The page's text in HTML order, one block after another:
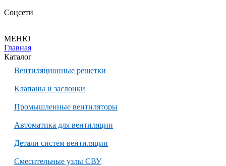
Соцсети
МЕНЮ
Главная
Каталог
Вентиляционные решетки
Клапаны и заслонки
Промышленные вентиляторы
Автоматика для вентиляции
Детали систем вентиляции
Смесительные узлы СВУ